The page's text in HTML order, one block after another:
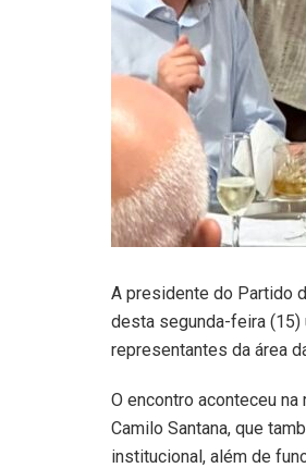
A presidente do Partido
desta segunda-feira (15)
representantes da área
O encontro aconteceu
Camilo Santana, que
institucional, além de